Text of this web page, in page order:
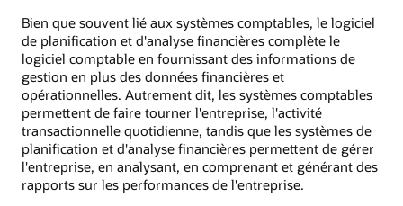
Bien que souvent lié aux systèmes comptables, le logiciel
de planification et d'analyse financières complète le
logiciel comptable en fournissant des informations de
gestion en plus des données financières et
opérationnelles. Autrement dit, les systèmes comptables
permettent de faire tourner l'entreprise, l'activité
transactionnelle quotidienne, tandis que les systèmes de
planification et d'analyse financières permettent de gérer
l'entreprise, en analysant, en comprenant et générant des
rapports sur les performances de l'entreprise.